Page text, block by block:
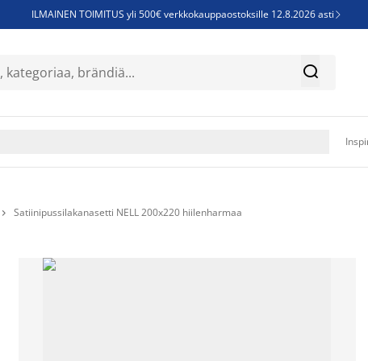
ILMAINEN TOIMITUS yli 500€ verkkokauppaostoksille 12.8.2026 asti 
Sijauspatjoja - Säästä jopa 60% 
 Satiinipussilakanasetti NELL 200x220 hiilenharmaa